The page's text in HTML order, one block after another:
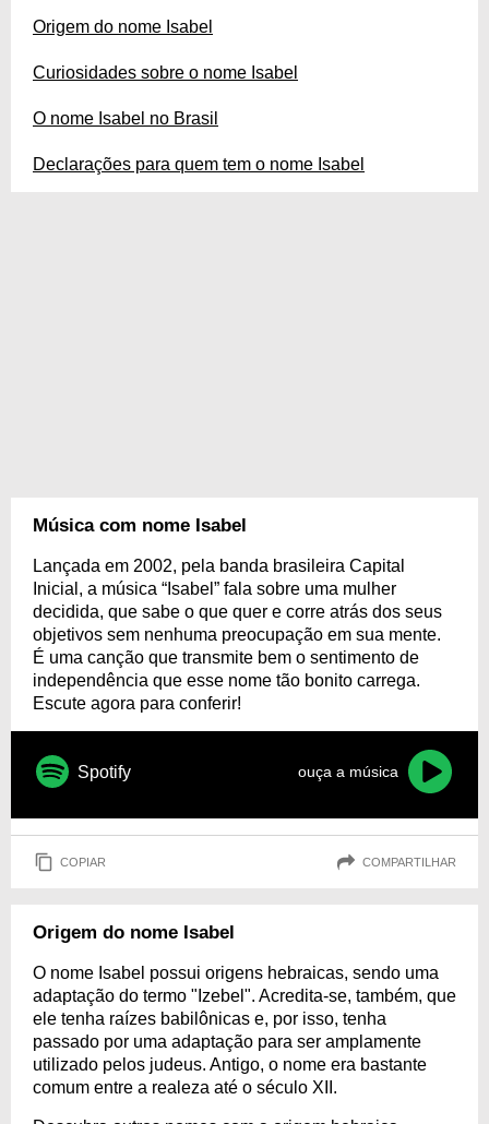
Origem do nome Isabel
Curiosidades sobre o nome Isabel
O nome Isabel no Brasil
Declarações para quem tem o nome Isabel
Música com nome Isabel
Lançada em 2002, pela banda brasileira Capital
Inicial, a música “Isabel” fala sobre uma mulher
decidida, que sabe o que quer e corre atrás dos seus
objetivos sem nenhuma preocupação em sua mente.
É uma canção que transmite bem o sentimento de
independência que esse nome tão bonito carrega.
Escute agora para conferir!
Spotify ouça a música
COPIAR COMPARTILHAR
Origem do nome Isabel
O nome Isabel possui origens hebraicas, sendo uma
adaptação do termo "Izebel". Acredita-se, também, que
ele tenha raízes babilônicas e, por isso, tenha
passado por uma adaptação para ser amplamente
utilizado pelos judeus. Antigo, o nome era bastante
comum entre a realeza até o século XII.